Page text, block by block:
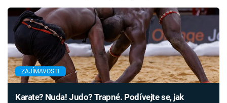
ZAJÍMAVOSTI
Karate? Nuda! Judo? Trapné. Podívejte se, jak